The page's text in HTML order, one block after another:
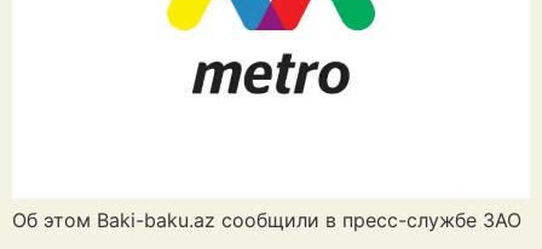
Об этом Baki-baku.az сообщили в пресс-службе ЗАО